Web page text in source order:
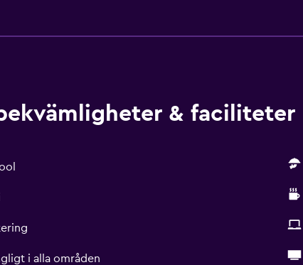
& faciliteter
i alla områden